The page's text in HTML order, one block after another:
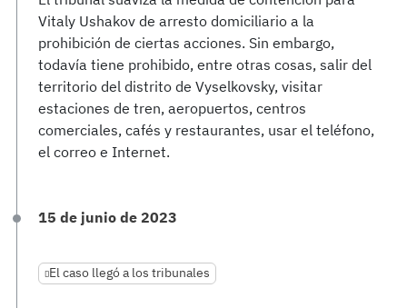
Vitaly Ushakov de arresto domiciliario a la
prohibición de ciertas acciones. Sin embargo,
todavía tiene prohibido, entre otras cosas, salir del
territorio del distrito de Vyselkovsky, visitar
estaciones de tren, aeropuertos, centros
comerciales, cafés y restaurantes, usar el teléfono,
el correo e Internet.
15 de junio de 2023
El caso llegó a los tribunales